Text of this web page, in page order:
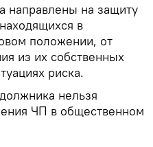
направлены на защиту
в
положении, от
из их собственных
риска.
нельзя
ЧП в общественном